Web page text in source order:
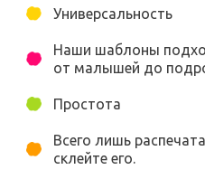
Универсальность
Наши шаблоны
от малышей до
Простота
Всего лишь
склейте его.